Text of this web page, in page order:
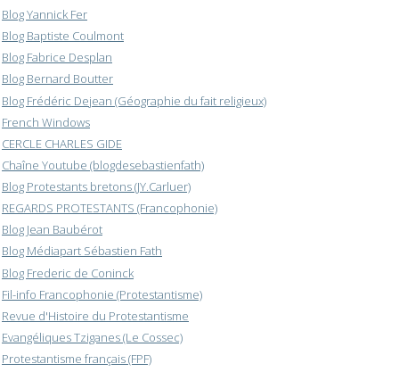
Blog Yannick Fer
Blog Baptiste Coulmont
Blog Fabrice Desplan
Blog Bernard Boutter
Blog Frédéric Dejean (Géographie du fait religieux)
French Windows
CERCLE CHARLES GIDE
Chaîne Youtube (blogdesebastienfath)
Blog Protestants bretons (JY.Carluer)
REGARDS PROTESTANTS (Francophonie)
Blog Jean Baubérot
Blog Médiapart Sébastien Fath
Blog Frederic de Coninck
Fil-info Francophonie (Protestantisme)
Revue d'Histoire du Protestantisme
Evangéliques Tziganes (Le Cossec)
Protestantisme français (FPF)